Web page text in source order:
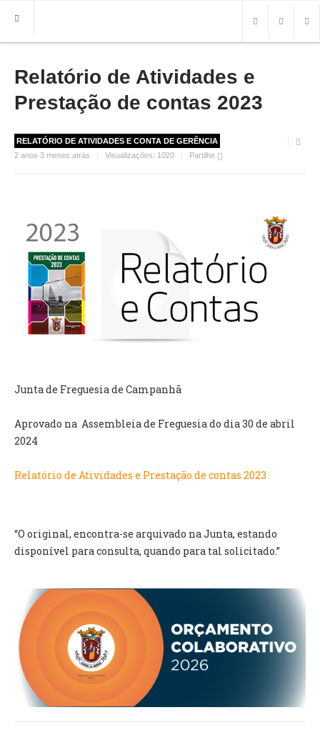
HOME
FREGUESIA
INFO
HISTÓRIA
IMPRENSA
BRASÃO
FOTOS
VÍDEOS
CONSTITUIÇÃO
PRESIDENTE
EXECUTIVO E PELOUROS
GRAVAÇÕES DAS REUNIÕES PÚBLICAS DO EXECUTIVO
ATAS E DOCUMENTOS DA ASSEMBLEIA
REGULAMENTOS E TAXAS
PLANO E ORÇAMENTO
RELATÓRIO E CONTAS
INVENTÁRIO
RECRUTAMENTO PESSOAL
CÓDIGO DE CONDUTA
ORÇAMENTO COLABORATIVO
Relatório de Atividades e
Prestação de contas 2023
RELATÓRIO DE ATIVIDADES E CONTA DE GERÊNCIA
2 anos 3 meses atrás
Visualizações: 1020 Partilhe
Junta de Freguesia de Campanhã
Aprovado na Assembleia de Freguesia do dia 30 de abril
2024
Relatório de Atividades e Prestação de contas 2023
“O original, encontra-se arquivado na Junta, estando
disponível para consulta, quando para tal solicitado.”